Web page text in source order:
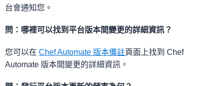
台會通知您。
問：哪裡可以找到平台版本間變更的詳細資訊？
您可以在 Chef Automate 版本備註頁面上找到 Chef
Automate 版本間變更的詳細資訊。